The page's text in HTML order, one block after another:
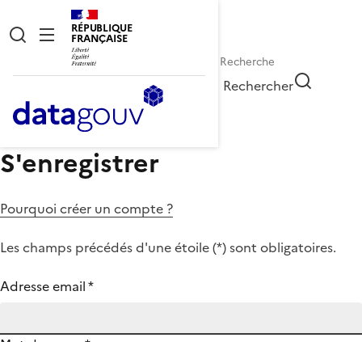
RÉPUBLIQUE
FRANÇAISE
Rechercher
S'enregistrer
Pourquoi créer un compte ?
Les champs précédés d'une étoile (*) sont obligatoires.
Adresse email*